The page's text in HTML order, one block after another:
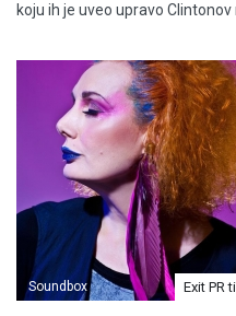
koju ih je uveo upravo
Soundbox Exit PR